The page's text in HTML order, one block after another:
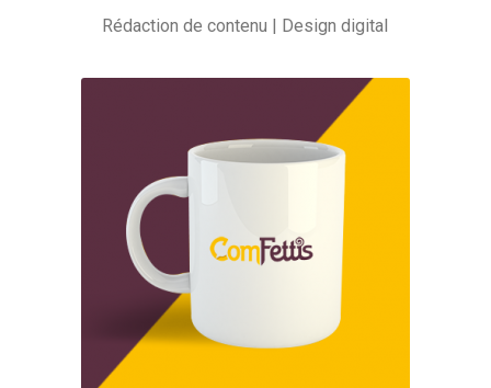
Rédaction de contenu | Design digital